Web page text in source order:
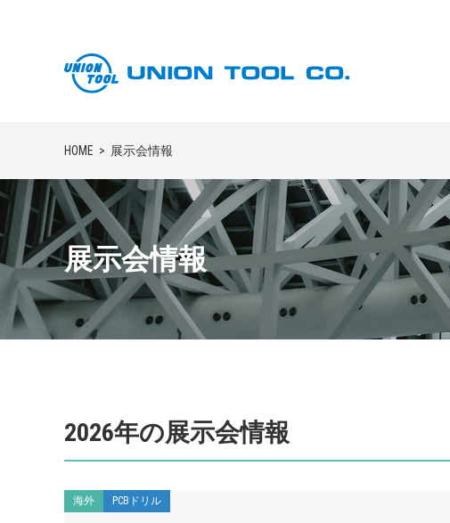
HOME 展示会情報
展示会情報
2026年の展示会情報
海外 PCBドリル